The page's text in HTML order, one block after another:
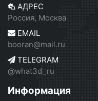
АДРЕС
Россия, Москва
EMAIL
booran@mail.ru
TELEGRAM
@what3d_ru
Информация